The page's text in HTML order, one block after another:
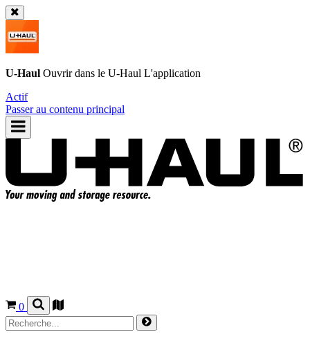
U-Haul Ouvrir dans le U-Haul L'application
Actif
Passer au contenu principal
0